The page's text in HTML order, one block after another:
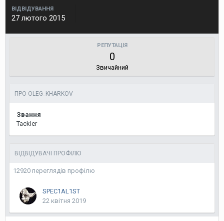
ВІДВІДУВАННЯ
27 лютого 2015
РЕПУТАЦІЯ
0
Звичайний
ПРО OLEG_KHARKOV
Звання
Tackler
ВІДВІДУВАЧІ ПРОФІЛЮ
12920 переглядів профілю
SPEC1AL1ST
22 квітня 2019